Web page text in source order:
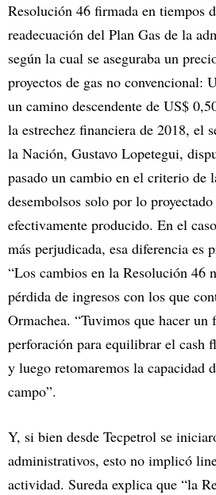
Resolución 46 firmada en tiempos
readecuación del Plan Gas de la
según la cual se aseguraba un
proyectos de gas no convencional:
un camino descendente de US$
la estrechez financiera de 2018, el
la Nación, Gustavo Lopetegui,
pasado un cambio en el criterio de
desembolsos solo por lo
efectivamente producido. En el
más perjudicada, esa diferencia es
“Los cambios en la Resolución 46
pérdida de ingresos con los que
Ormachea. “Tuvimos que hacer
perforación para equilibrar el cash
y luego retomaremos la capacidad
campo”.
Y, si bien desde Tecpetrol se
administrativos, esto no implicó
actividad. Sureda explica que “la